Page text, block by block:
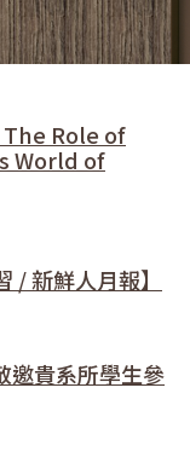
The Role of
World of
/ 新鮮人月報】
貴系所學生參